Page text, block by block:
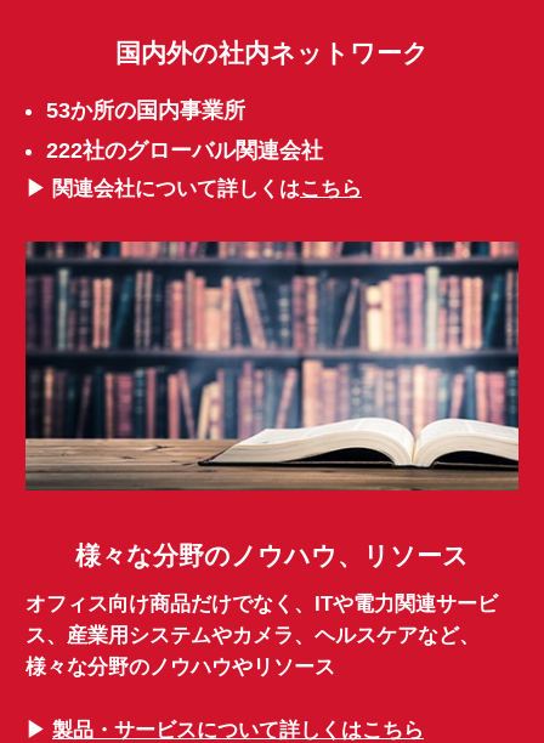
国内外の社内ネットワーク
53か所の国内事業所
222社のグローバル関連会社
▶ 関連会社について詳しくはこちら
様々な分野のノウハウ、リソース
オフィス向け商品だけでなく、ITや電力関連サービ
ス、産業用システムやカメラ、ヘルスケアなど、
様々な分野のノウハウやリソース
▶︎ 製品・サービスについて詳しくはこちら